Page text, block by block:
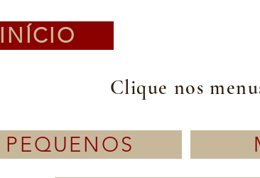
INÍCIO
Clique nos
PEQUENOS